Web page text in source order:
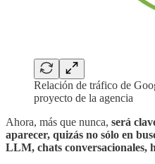
Relación de tráfico de
proyecto de la agencia
Ahora, más que nunca, será
aparecer, quizás no sólo en
LLM, chats conversacionales,